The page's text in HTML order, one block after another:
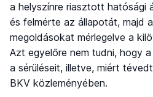
a helyszínre riasztott hatósági
és felmérte az állapotát, majd
megoldásokat mérlegelve a
Azt egyelőre nem tudni, hogy
a sérüléseit, illetve, miért
BKV közleményében.